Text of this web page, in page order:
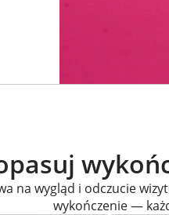
na wygląd i odczucie
wykończenie —